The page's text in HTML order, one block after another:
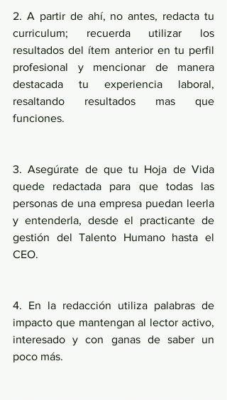
2. A partir de ahí, no antes, redacta tu
curriculum; recuerda utilizar los
resultados del ítem anterior en tu perfil
profesional y mencionar de manera
destacada tu experiencia laboral,
resaltando resultados mas que
funciones.
3. Asegúrate de que tu Hoja de Vida
quede redactada para que todas las
personas de una empresa puedan leerla
y entenderla, desde el practicante de
gestión del Talento Humano hasta el
CEO.
4. En la redacción utiliza palabras de
impacto que mantengan al lector activo,
interesado y con ganas de saber un
poco más.